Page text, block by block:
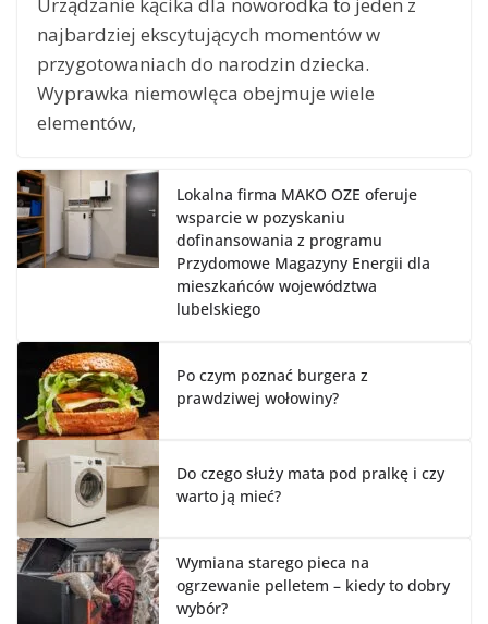
najbardziej ekscytujących momentów w
przygotowaniach do narodzin dziecka.
Wyprawka niemowlęca obejmuje wiele
elementów,
Lokalna firma MAKO OZE oferuje
wsparcie w pozyskaniu
dofinansowania z programu
Przydomowe Magazyny Energii dla
mieszkańców województwa
lubelskiego
Po czym poznać burgera z
prawdziwej wołowiny?
Do czego służy mata pod pralkę i czy
warto ją mieć?
Wymiana starego pieca na
ogrzewanie pelletem – kiedy to dobry
wybór?